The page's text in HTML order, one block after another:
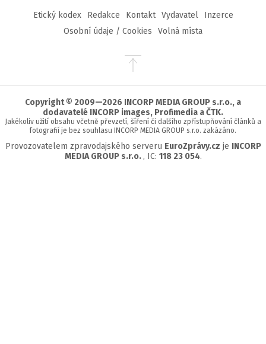
Etický kodex Redakce Kontakt Vydavatel
Inzerce
Osobní údaje / Cookies
Volná místa
Přejít
stránky
Copyright © 2009—2026 INCORP MEDIA GROUP s.r.o., a
dodavatelé INCORP images, Profimedia a ČTK.
Jakékoliv užití obsahu včetně převzetí, šíření či dalšího zpřístupňování článků a
fotografií je bez souhlasu INCORP MEDIA GROUP s.r.o. zakázáno.
Provozovatelem zpravodajského serveru EuroZprávy.cz je INCORP
MEDIA GROUP s.r.o. , IC: 118 23 054.